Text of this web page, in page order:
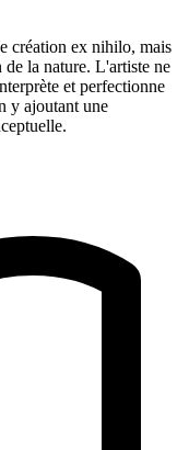
création ex nihilo, mais
la nature. L'artiste ne
et perfectionne
y ajoutant une